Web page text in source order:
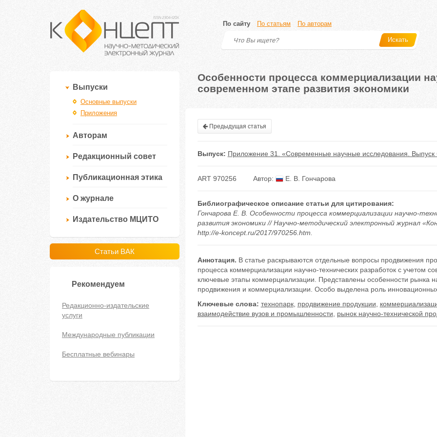
По сайту По статьям По авторам
Искать
Выпуски
Основные выпуски
Приложения
Авторам
Редакционный совет
Публикационная этика
О журнале
Издательство МЦИТО
Статьи ВАК
Рекомендуем
Редакционно-издательские
услуги
Международные публикации
Бесплатные вебинары
Особенности процесса коммерциализации
современном этапе развития экономики
Предыдущая статья
Выпуск: Приложение 31. «Современные научные исследования. Выпуск
ART 970256 Автор: Е. В. Гончарова
Библиографическое описание статьи для цитирования:
Гончарова Е. В. Особенности процесса коммерциализации научно-
развития экономики // Научно-методический электронный журнал
http://e-koncept.ru/2017/970256.htm.
Аннотация. В статье раскрываются отдельные вопросы продвижения
процесса коммерциализации научно-технических разработок с учетом
ключевые этапы коммерциализации. Представлены особенности рынка
продвижения и коммерциализации. Особо выделена роль
Ключевые слова: технопарк, продвижение продукции
взаимодействие вузов и промышленности
рынок научно-технической